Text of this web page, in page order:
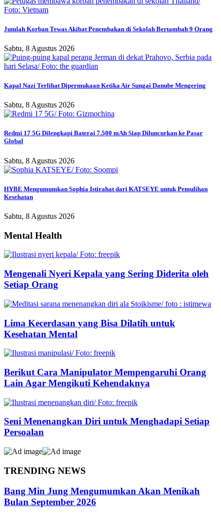
Jumlah Korban Tewas Akibat Penembakan di Sekolah Bertambah 9 Orang
Sabtu, 8 Agustus 2026
Kapal Nazi Terlihat Dipermukaan Ketika Air Sungai Danube Mengering
Sabtu, 8 Agustus 2026
Redmi 17 5G Dilengkapi Baterai 7.500 mAh Siap Diluncurkan ke Pasar
Global
Sabtu, 8 Agustus 2026
HYBE Mengumumkan Sophia Istirahat dari KATSEYE untuk Pemulihan
Kesehatan
Sabtu, 8 Agustus 2026
Mental Health
Mengenali Nyeri Kepala yang Sering Diderita oleh
Setiap Orang
Lima Kecerdasan yang Bisa Dilatih untuk
Kesehatan Mental
Berikut Cara Manipulator Mempengaruhi Orang
Lain Agar Mengikuti Kehendaknya
Seni Menenangkan Diri untuk Menghadapi Setiap
Persoalan
TRENDING NEWS
Bang Min Jung Mengumumkan Akan Menikah
Bulan September 2026